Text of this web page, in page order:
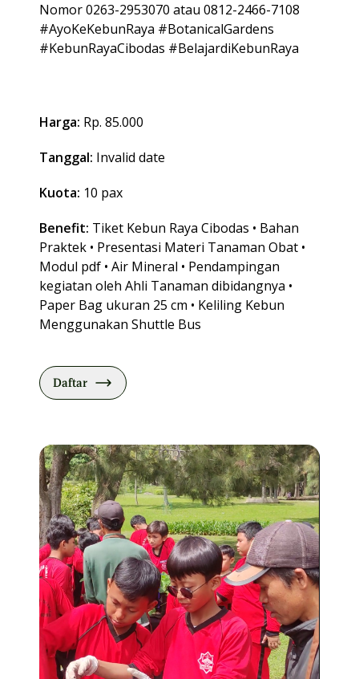
Nomor 0263-2953070 atau 0812-2466-7108
#AyoKeKebunRaya #BotanicalGardens
#KebunRayaCibodas #BelajardiKebunRaya
Harga: Rp. 85.000
Tanggal: Invalid date
Kuota: 10 pax
Benefit: Tiket Kebun Raya Cibodas • Bahan
Praktek • Presentasi Materi Tanaman Obat •
Modul pdf • Air Mineral • Pendampingan
kegiatan oleh Ahli Tanaman dibidangnya •
Paper Bag ukuran 25 cm • Keliling Kebun
Menggunakan Shuttle Bus
Daftar